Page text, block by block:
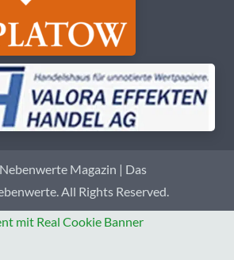
Magazin | Das
All Rights Reserved.
mit Real Cookie Banner